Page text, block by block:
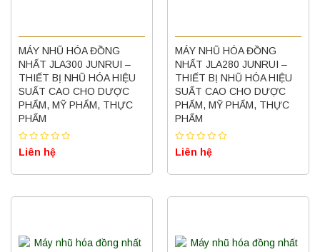
MÁY NHŨ HÓA ĐỒNG
NHẤT JLA300 JUNRUI –
THIẾT BỊ NHŨ HÓA HIỆU
SUẤT CAO CHO DƯỢC
PHẨM, MỸ PHẨM, THỰC
PHẨM
Liên hệ
MÁY NHŨ HÓA ĐỒNG
NHẤT JLA280 JUNRUI –
THIẾT BỊ NHŨ HÓA HIỆU
SUẤT CAO CHO DƯỢC
PHẨM, MỸ PHẨM, THỰC
PHẨM
Liên hệ